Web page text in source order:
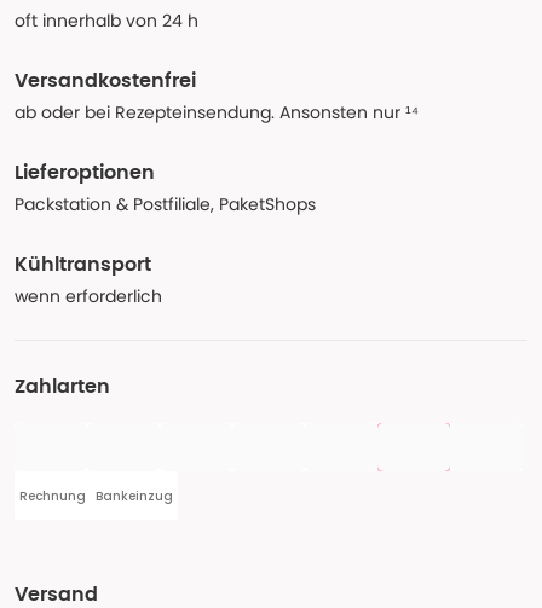
oft innerhalb von 24 h
Versandkostenfrei
ab oder bei Rezepteinsendung. Ansonsten nur ¹⁴
Lieferoptionen
Packstation & Postfiliale, PaketShops
Kühltransport
wenn erforderlich
Zahlarten
Rechnung Bankeinzug
Versand